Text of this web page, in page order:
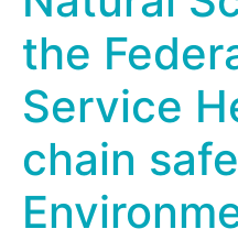
the
Service
chain